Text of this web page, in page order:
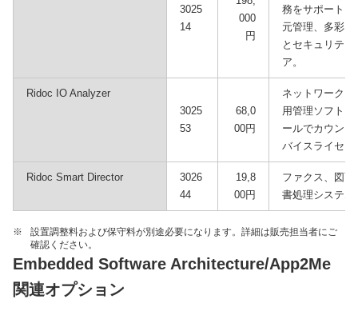
3025
14
000
円
務をサポート
元管理、多彩
とセキュリテ
ア。
Ridoc IO Analyzer
3025
53
68,0
00円
ネットワーク
用管理ソフト
ールでカウン
バイスライセン
Ridoc Smart Director
3026
44
19,8
00円
ファクス、図
書処理システム
※
設置調整料および保守料が別途必要になります。詳細は販売担当者にご
確認ください。
Embedded Software Architecture/App2Me
関連オプション